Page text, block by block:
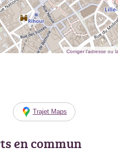
Corriger l’adresse ou
Trajet Maps
en commun